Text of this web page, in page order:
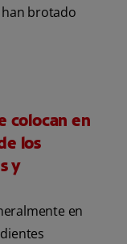
han brotado
colocan en
los
y
en